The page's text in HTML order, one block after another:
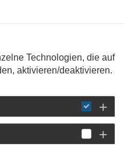
Technologien, die auf
aktivieren/deaktivieren.